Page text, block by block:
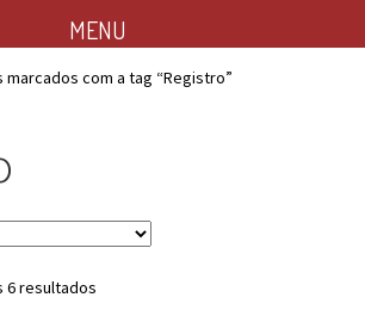
marcados com a tag “Registro”
6 resultados
MENU